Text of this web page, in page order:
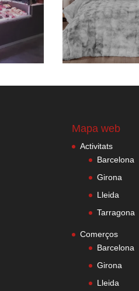
Mapa web
Activitats
Barcelona
Girona
Lleida
Tarragona
Comerços
Barcelona
Girona
Lleida